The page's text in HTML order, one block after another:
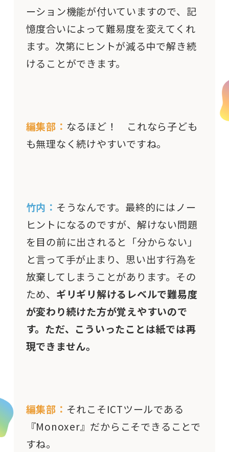
ーション機能が付いていますので、記
憶度合いによって難易度を変えてくれ
ます。次第にヒントが減る中で解き続
けることができます。
編集部： なるほど！ これなら子ども
も無理なく続けやすいですね。
竹内： そうなんです。最終的にはノー
ヒントになるのですが、解けない問題
を目の前に出されると「分からない」
と言って手が止まり、思い出す行為を
放棄してしまうことがあります。その
ため、 ギリギリ解けるレベルで難易度
が変わり続けた方が覚えやすいので
す。ただ、こういったことは紙では再
現できません。
編集部： それこそICTツールである
『Monoxer』だからこそできることで
すね。